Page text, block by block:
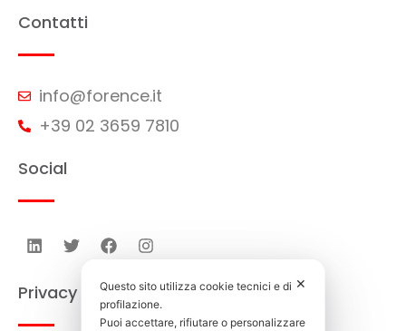
Contatti
info@forence.it
+39 02 3659 7810
Social
Privacy ✕
Questo sito utilizza cookie tecnici e di
profilazione.
Puoi accettare, rifiutare o personalizzare